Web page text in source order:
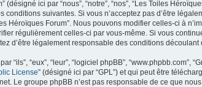
(désigné ici par “nous”, “notre”, “nos”, “Les Toiles
conditions suivantes. Si vous n’acceptez pas d’être
Héroïques Forum”. Nous pouvons modifier celles-ci à
régulièrement celles-ci par vous-même. Si vous
d’être légalement responsable des conditions
“ils”, “eux”, “leur”, “logiciel phpBB”, “www.phpbb.com”,
License” (désigné ici par “GPL”) et qui peut être
Le groupe phpBB n’est pas responsable de ce que